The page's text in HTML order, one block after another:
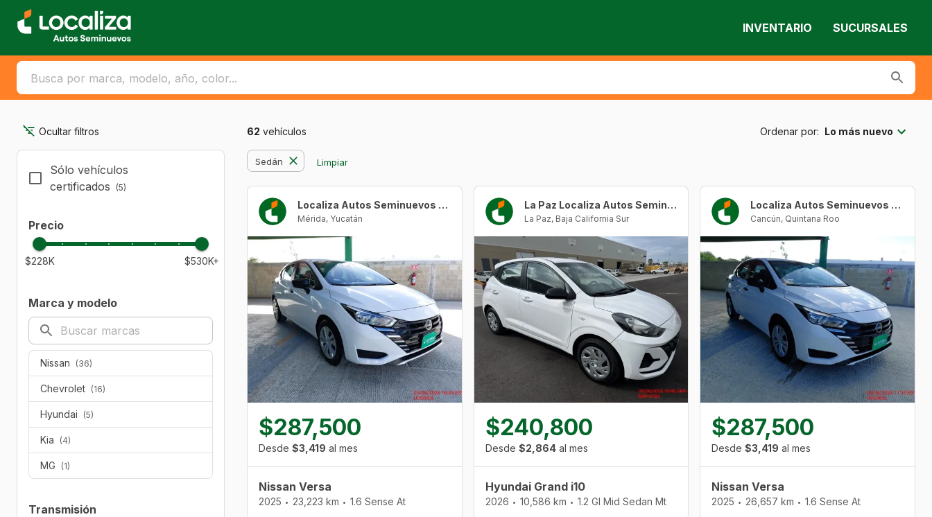
INVENTARIO SUCURSALES
Ocultar filtros 62 vehículos Ordenar por: Lo más nuevo
Sólo vehículos
certificados
(5)
Precio
$228K $530K+
Marca y modelo
Nissan (36)
Chevrolet (16)
Hyundai (5)
Kia (4)
MG (1)
Transmisión
Sedán Limpiar
Localiza Autos Seminuevos Mérida
Mérida, Yucatán
$287,500
Desde $3,419 al mes
Nissan Versa
2025 • 23,223 km • 1.6 Sense At
La Paz Localiza Autos Seminuevos
La Paz, Baja California Sur
$240,800
Desde $2,864al mes
Hyundai Grand i10
2026 • 10,586 km • 1.2 Gl Mid Sedan Mt
Localiza Autos Seminuevos Cancún Urban Center
Cancún, Quintana Roo
$287,500
Desde$3,419 al mes
Nissan Versa
2025 • 26,657 km • 1.6 Sense At